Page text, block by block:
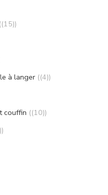
(15)
à langer (4)
couffin (10)